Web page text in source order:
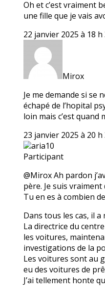
Oh et c’est vraiment
une fille que je vais
22 janvier 2025 à 18 h
Mirox
Je me demande si se
échapé de l’hopital
loin mais c’est quand
23 janvier 2025 à 20 h
aria10
Participant
@Mirox Ah pardon
père. Je suis vraiment
Tu en es à combien
Dans tous les cas, il
La directrice du
les voitures,
investigations de la
Les voitures sont au
eu des voitures de
J’ai tellement honte